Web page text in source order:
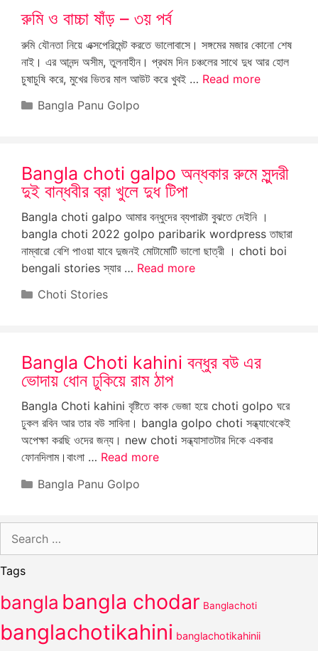
রুমি ও বাচ্চা ষাঁড় – ৩য় পর্ব
রুমি যৌনতা নিয়ে এক্সপেরিমেন্ট করতে ভালোবাসে। সঙ্গমের মজার কোনো শেষ
নাই। এর আনন্দ অসীম, তুলনাহীন। প্রথম দিন চঞ্চলের সাথে দুধ আর হোল
চুষাচুষি করে, মুখের ভিতর মাল আউট করে খুবই … Read more
Categories
Bangla Panu Golpo
Bangla choti galpo অন্ধকার রুমে সুন্দরী
দুই বান্ধবীর ব্রা খুলে দুধ টিপা
Bangla choti galpo আমার বন্ধুদের ব্যপারটা বুঝতে দেইনি ।
bangla choti 2022 golpo paribarik wordpress তাছারা
নাম্বারো বেশি পাওয়া যাবে দুজনই মোটামোটি ভালো ছাত্রী । choti boi
bengali stories স্যার … Read more
Categories
Choti Stories
Bangla Choti kahini বন্ধুর বউ এর
ভোদায় ধোন ঢুকিয়ে রাম ঠাপ
Bangla Choti kahini বৃষ্টিতে কাক ভেজা হয়ে choti golpo ঘরে
ঢুকল রবিন আর তার বউ সাবিনা। bangla golpo choti সন্ধ্যাথেকেই
অপেক্ষা করছি ওদের জন্য। new choti সন্ধ্যাসাতটার দিকে একবার
ফোনদিলাম।বাংলা … Read more
Categories
Bangla Panu Golpo
for:
Tags
bangla bangla chodar Banglachoti
banglachotikahini banglachotikahinii